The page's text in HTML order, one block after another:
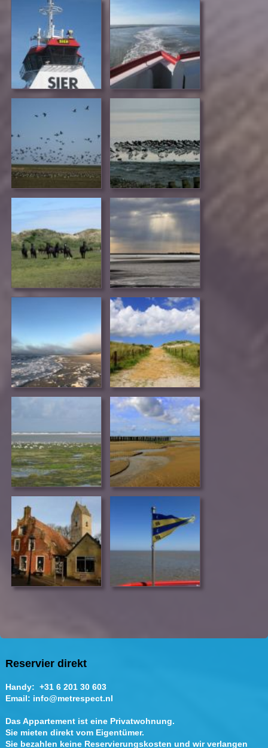
Reservier direkt
Handy: +31 6 201 30 603
Email: info@metrespect.nl
Das Appartement ist eine Privatwohnung.
Sie mieten direkt vom Eigentümer.
Sie bezahlen keine Reservierungskosten und wir verlangen